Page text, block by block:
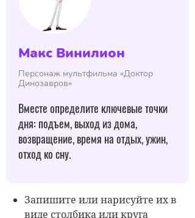
Макс Винилион
Персонаж мультфильма «Доктор
Динозавров»
Вместе определите ключевые точки
дня: подъем, выход из дома,
возвращение, время на отдых, ужин,
отход ко сну.
Запишите или нарисуйте их в
виде столбика или круга